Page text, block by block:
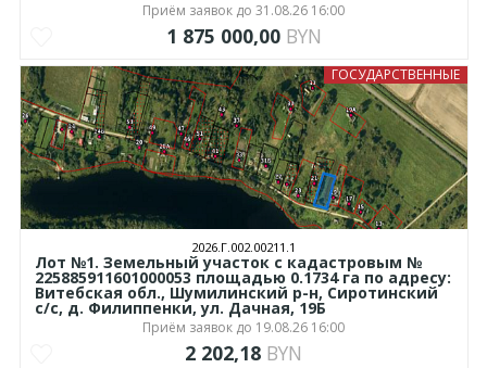
Приём заявок до 31.08.26 16:00
1 875 000,00 BYN
ГОСУДАРСТВЕННЫЕ
2026.Г.002.00211.1
Лот №1. Земельный участок с кадастровым №
225885911601000053 площадью 0.1734 га по адресу:
Витебская обл., Шумилинский р-н, Сиротинский
с/с, д. Филиппенки, ул. Дачная, 19Б
Приём заявок до 19.08.26 16:00
2 202,18 BYN